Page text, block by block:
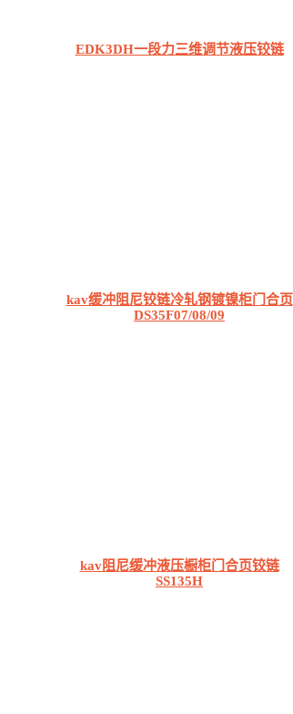
EDK3DH一段力三维调节液压铰链
kav缓冲阻尼铰链冷轧钢镀镍柜门合页
DS35F07/08/09
kav阻尼缓冲液压橱柜门合页铰链
SS135H